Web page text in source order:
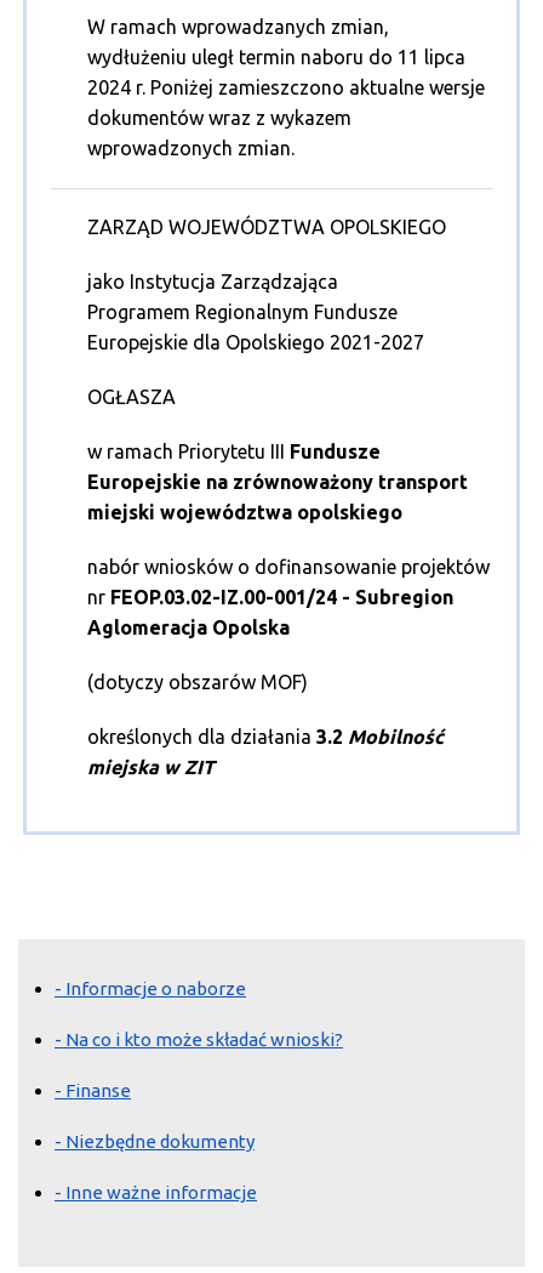
W ramach wprowadzanych zmian,
wydłużeniu uległ termin naboru do 11 lipca
2024 r. Poniżej zamieszczono aktualne wersje
dokumentów wraz z wykazem
wprowadzonych zmian.
ZARZĄD WOJEWÓDZTWA OPOLSKIEGO
jako Instytucja Zarządzająca
Programem Regionalnym Fundusze
Europejskie dla Opolskiego 2021-2027
OGŁASZA
w ramach Priorytetu III Fundusze
Europejskie na zrównoważony transport
miejski województwa opolskiego
nabór wniosków o dofinansowanie projektów
nr FEOP.03.02-IZ.00-001/24 - Subregion
Aglomeracja Opolska
(dotyczy obszarów MOF)
określonych dla działania 3.2 Mobilność
miejska w ZIT
- Informacje o naborze
- Na co i kto może składać wnioski?
- Finanse
- Niezbędne dokumenty
- Inne ważne informacje